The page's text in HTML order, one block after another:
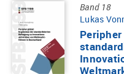
Band 18
Lukas